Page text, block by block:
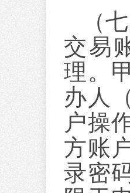
（
交易
理。
办人
户操
方账
录密